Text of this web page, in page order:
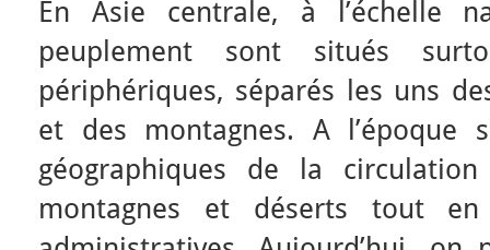
En Asie centrale, à l’échelle
peuplement sont situés
périphériques, séparés les uns
et des montagnes. A l’époque
géographiques de la
montagnes et déserts tout